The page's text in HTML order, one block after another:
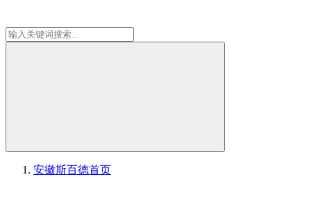
安徽斯百德首页